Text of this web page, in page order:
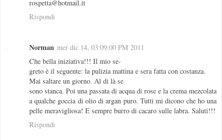
rospetta@hotmail.it
Rispondi
Norman mer dic 14, 03:09:00 PM 2011
Che bella iniziativa!!! Il mio se-
greto è il seguente: la pulizia mattina e sera fatta con costanza.
Mai saltare un giorno. Al di là se
sono stanca. Poi una passata di acqua di rose e la crema mezcolata
a qualche goccia di olio di argan puro. Tutti mi dicono che ho una
pelle meravigliosa! E sempre burro di cacaro sulle labra. Saluti!!!
Rispondi